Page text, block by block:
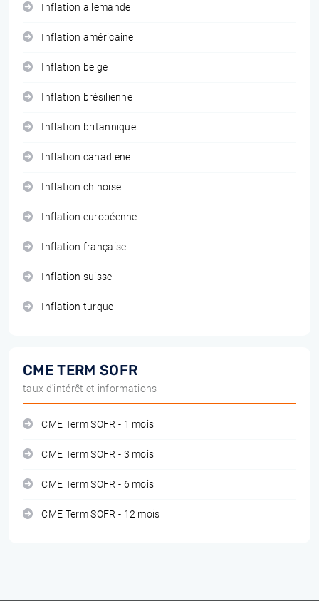
Inflation allemande
Inflation américaine
Inflation belge
Inflation brésilienne
Inflation britannique
Inflation canadiene
Inflation chinoise
Inflation européenne
Inflation française
Inflation suisse
Inflation turque
CME TERM SOFR
taux d'intérêt et informations
CME Term SOFR - 1 mois
CME Term SOFR - 3 mois
CME Term SOFR - 6 mois
CME Term SOFR - 12 mois